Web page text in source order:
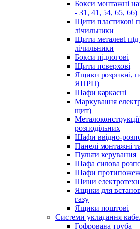
Бокси монтажні
- 31, 41, 54, 65, 66)
Щити пластикові
лічильники
Щити металеві під
лічильники
Бокси підлогові
Щити поверхові
Ящики розривні,
ЯПРП)
Шафи каркасні
Маркування
щит)
розподільних
Шафи ввідно-
Панелі монтажні
Пульти керування
Шафа силова
Шафи
Шини
Ящики для
газу
Ящики поштові
Системи укладання
Гофрована труба